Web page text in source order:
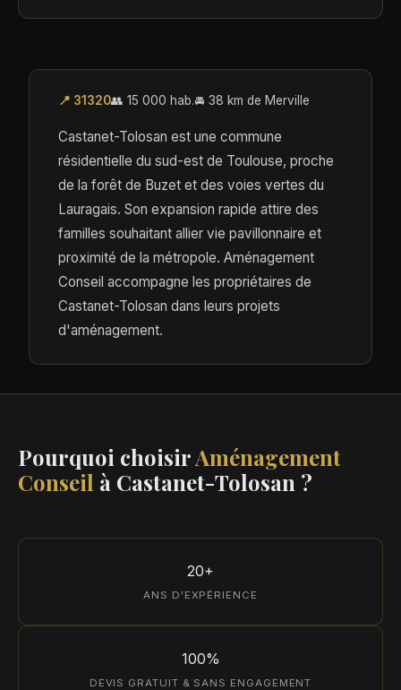
📍 31320👥 15 000 hab.🚘 38 km de Merville
Castanet-Tolosan est une commune
résidentielle du sud-est de Toulouse, proche
de la forêt de Buzet et des voies vertes du
Lauragais. Son expansion rapide attire des
familles souhaitant allier vie pavillonnaire et
proximité de la métropole. Aménagement
Conseil accompagne les propriétaires de
Castanet-Tolosan dans leurs projets
d'aménagement.
Pourquoi choisirAménagement
Conseil à Castanet-Tolosan ?
20+
ANS D'EXPÉRIENCE
100%
DEVIS GRATUIT & SANS ENGAGEMENT